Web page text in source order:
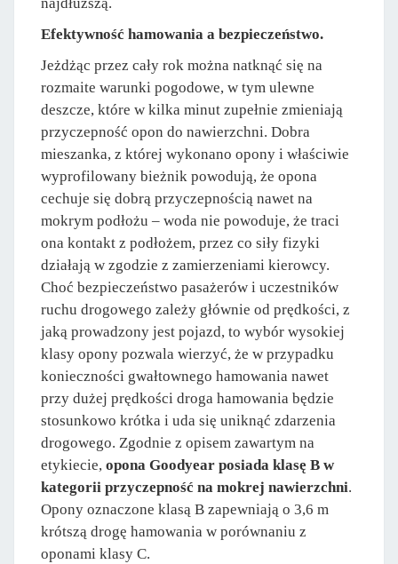
Efektywność hamowania a bezpieczeństwo.
Jeżdżąc przez cały rok można natknąć się na
rozmaite warunki pogodowe, w tym ulewne
deszcze, które w kilka minut zupełnie zmieniają
przyczepność opon do nawierzchni. Dobra
mieszanka, z której wykonano opony i właściwie
wyprofilowany bieżnik powodują, że opona
cechuje się dobrą przyczepnością nawet na
mokrym podłożu – woda nie powoduje, że traci
ona kontakt z podłożem, przez co siły fizyki
działają w zgodzie z zamierzeniami kierowcy.
Choć bezpieczeństwo pasażerów i uczestników
ruchu drogowego zależy głównie od prędkości, z
jaką prowadzony jest pojazd, to wybór wysokiej
klasy opony pozwala wierzyć, że w przypadku
konieczności gwałtownego hamowania nawet
przy dużej prędkości droga hamowania będzie
stosunkowo krótka i uda się uniknąć zdarzenia
drogowego. Zgodnie z opisem zawartym na
etykiecie, opona Goodyear posiada klasę B w
kategorii przyczepność na mokrej nawierzchni.
Opony oznaczone klasą B zapewniają o 3,6 m
krótszą drogę hamowania w porównaniu z
oponami klasy C.